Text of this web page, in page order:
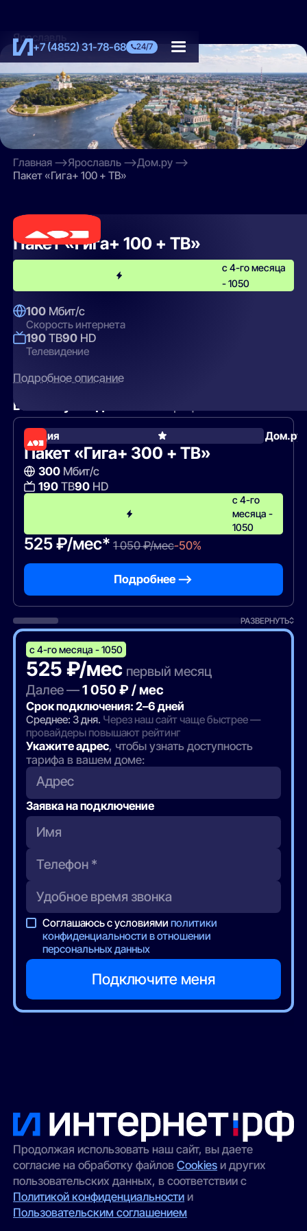
+7 (4852) 31-78-68 24/7
Ярославль
Главная Ярославль
Дом.ру
Пакет «Гига+ 100 + ТВ»
Дом.ру
Пакет «Гига+ 100 + ТВ»
с 4-го месяца
- 1050
100 Мбит/с
Скорость интернета
190 ТВ90 HD
Телевидение
Подробное описание
Вам могут подойти
Акция Дом.ру
Пакет «Гига+ 300 + ТВ»
300Мбит/с
190ТВ90HD
с 4-го
месяца -
1050
525 ₽/мес* 1 050 ₽/мес-50%
Подробнее —>
РАЗВЕРНУТЬ
с 4-го месяца - 1050
525 ₽/мес первый месяц
Далее —1 050 ₽ / мес
Срок подключения: 2–6 дней
Среднее: 3 дня. Через наш сайт чаще быстрее —
провайдеры повышают рейтинг
Укажите адрес, чтобы узнать доступность
тарифа в вашем доме:
Адрес
Заявка на подключение
Соглашаюсь с условиямиполитики
конфиденциальности в отношении
персональных данных
Продолжая использовать наш сайт, вы даете
согласие на обработку файловCookies и других
пользовательских данных, в соответствии с
Политикой конфиденциальности и
Пользовательским соглашением